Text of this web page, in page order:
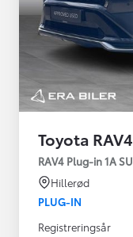
Toyota
RAV4 Plug-in 1A
Hillerød
PLUG-IN
Registreringsår